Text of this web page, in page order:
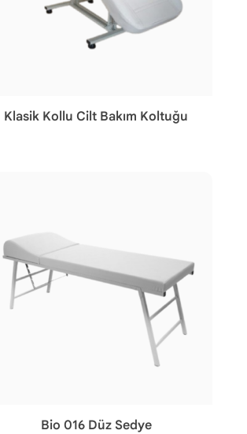
Klasik Kollu Cilt Bakım Koltuğu
Bio 016 Düz Sedye